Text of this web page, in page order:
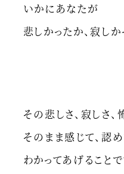
いかにあなたが
悲しかったか、寂し
その悲しさ、寂しさ、
そのまま感じて、認
わかってあげることで